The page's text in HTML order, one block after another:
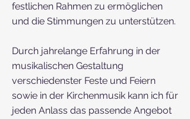
festlichen Rahmen zu ermöglichen
und die Stimmungen zu unterstützen.
Durch jahrelange Erfahrung in der
musikalischen Gestaltung
verschiedenster Feste und Feiern
sowie in der Kirchenmusik kann ich für
jeden Anlass das passende Angebot